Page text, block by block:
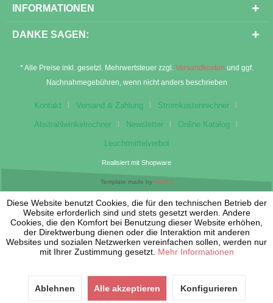
INFORMATIONEN
DANKE SAGEN:
* Alle Preise inkl. gesetzl. Mehrwertsteuer zzgl. Versandkosten und ggf.
Nachnahmegebühren, wenn nicht anders beschrieben
Kontakt Versand & Zahlung Stromkostenrechner
Abstrahlwinkelrechner Newsletter Online Katalog
Leuchtmittelverbot
Realisiert mit Shopware
Template made by TAB10
Diese Website benutzt Cookies, die für den technischen Betrieb der
Website erforderlich sind und stets gesetzt werden. Andere
Cookies, die den Komfort bei Benutzung dieser Website erhöhen,
der Direktwerbung dienen oder die Interaktion mit anderen
Websites und sozialen Netzwerken vereinfachen sollen, werden nur
mit Ihrer Zustimmung gesetzt. Mehr Informationen
Ablehnen Alle akzeptieren Konfigurieren